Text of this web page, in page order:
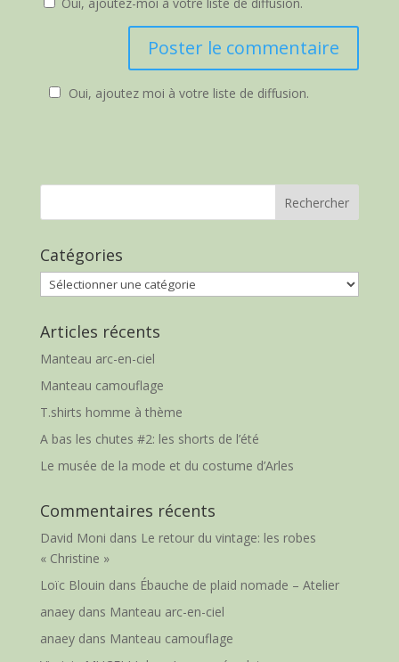
Oui, ajoutez moi à votre liste de diffusion.
Catégories
Catégories
Articles récents
Manteau arc-en-ciel
Manteau camouflage
T.shirts homme à thème
A bas les chutes #2: les shorts de l’été
Le musée de la mode et du costume d’Arles
Commentaires récents
David Moni dans Le retour du vintage: les robes
« Christine »
Loïc Blouin dans Ébauche de plaid nomade – Atelier
anaeydans Manteau arc-en-ciel
anaeydans Manteau camouflage